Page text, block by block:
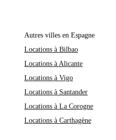
Autres villes en Espagne
Locations à Bilbao
Locations à Alicante
Locations à Vigo
Locations à Santander
Locations à La Corogne
Locations à Carthagène